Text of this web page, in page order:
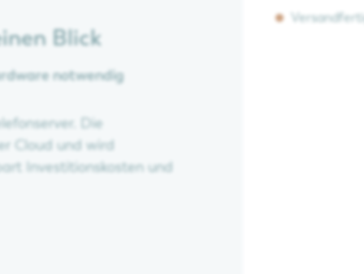
Blick
notwendig
Die
Cloud und wird
Investitionskosten und